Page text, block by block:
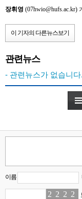
장휘영 (07hwio@hufs.ac.kr)
이 기자의 다른뉴스보기
관련뉴스
- 관련뉴스가 없습니다.
이름
2 2 2 2